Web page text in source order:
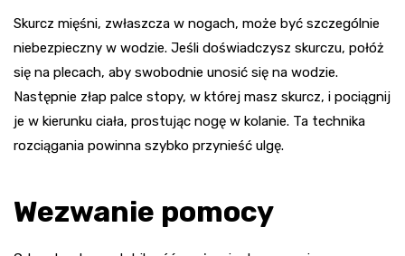
Skurcz mięśni, zwłaszcza w nogach, może być szczególnie
niebezpieczny w wodzie. Jeśli doświadczysz skurczu, połóż
się na plecach, aby swobodnie unosić się na wodzie.
Następnie złap palce stopy, w której masz skurcz, i pociągnij
je w kierunku ciała, prostując nogę w kolanie. Ta technika
rozciągania powinna szybko przynieść ulgę.
Wezwanie pomocy